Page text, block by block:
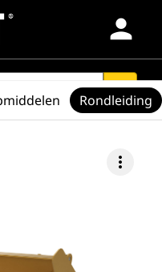
person
search
more_vert
Rondleiding